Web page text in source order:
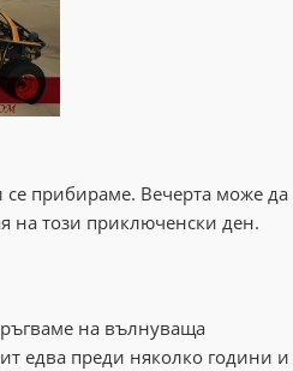
прибираме. Вечерта може да
на този приключенски ден.
на вълнуваща
едва преди няколко години и